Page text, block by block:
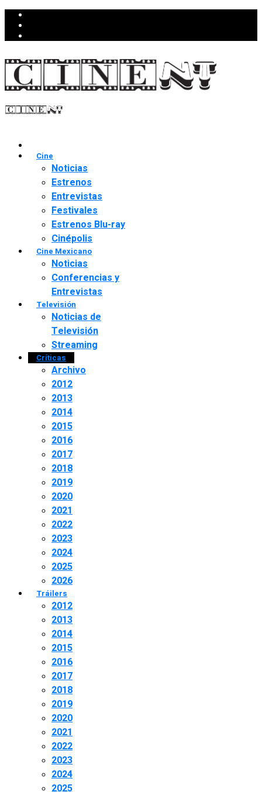
Cine
Noticias
Estrenos
Entrevistas
Festivales
Estrenos Blu-ray
Cinépolis
Cine Mexicano
Noticias
Conferencias y
Entrevistas
Televisión
Noticias de
Televisión
Streaming
Críticas
Archivo
2012
2013
2014
2015
2016
2017
2018
2019
2020
2021
2022
2023
2024
2025
2026
Tráilers
2012
2013
2014
2015
2016
2017
2018
2019
2020
2021
2022
2023
2024
2025